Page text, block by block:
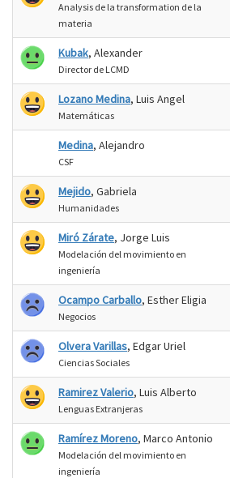
Analysis de la transformation de la
materia
Kubak, Alexander
Director de LCMD
Lozano Medina, Luis Angel
Matemáticas
Medina, Alejandro
CSF
Mejido, Gabriela
Humanidades
Miró Zárate, Jorge Luis
Modelación del movimiento en
ingeniería
Ocampo Carballo, Esther Eligia
Negocios
Olvera Varillas, Edgar Uriel
Ciencias Sociales
Ramirez Valerio, Luis Alberto
Lenguas Extranjeras
Ramírez Moreno, Marco Antonio
Modelación del movimiento en
ingeniería